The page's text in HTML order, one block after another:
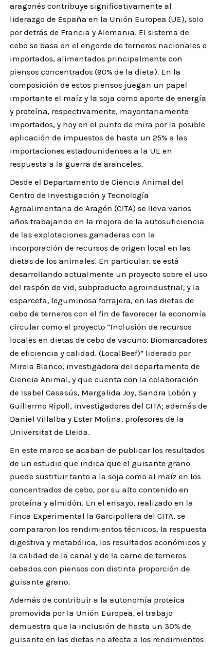
aragonés contribuye significativamente al
liderazgo de España en la Unión Europea (UE), solo
por detrás de Francia y Alemania. El sistema de
cebo se basa en el engorde de terneros nacionales e
importados, alimentados principalmente con
piensos concentrados (90% de la dieta). En la
composición de estos piensos juegan un papel
importante el maíz y la soja como aporte de energía
y proteína, respectivamente, mayoritariamente
importados, y hoy en el punto de mira por la posible
aplicación de impuestos de hasta un 25% a las
importaciones estadounidenses a la UE en
respuesta a la guerra de aranceles.
Desde el Departamento de Ciencia Animal del
Centro de Investigación y Tecnología
Agroalimentaria de Aragón (CITA) se lleva varios
años trabajando en la mejora de la autosuficiencia
de las explotaciones ganaderas con la
incorporación de recursos de origen local en las
dietas de los animales. En particular, se está
desarrollando actualmente un proyecto sobre el uso
del raspón de vid, subproducto agroindustrial, y la
esparceta, leguminosa forrajera, en las dietas de
cebo de terneros con el fin de favorecer la economía
circular como el proyecto “Inclusión de recursos
locales en dietas de cebo de vacuno: Biomarcadores
de eficiencia y calidad. (LocalBeef)” liderado por
Mireia Blanco, investigadora del departamento de
Ciencia Animal, y que cuenta con la colaboración
de Isabel Casasús, Margalida Joy, Sandra Lobón y
Guillermo Ripoll, investigadores del CITA; además de
Daniel Villalba y Ester Molina, profesores de la
Universitat de Lleida.
En este marco se acaban de publicar los resultados
de un estudio que indica que el guisante grano
puede sustituir tanto a la soja como al maíz en los
concentrados de cebo, por su alto contenido en
proteína y almidón. En el ensayo, realizado en la
Finca Experimental la Garcipollera del CITA, se
compararon los rendimientos técnicos, la respuesta
digestiva y metabólica, los resultados económicos y
la calidad de la canal y de la carne de terneros
cebados con piensos con distinta proporción de
guisante grano.
Además de contribuir a la autonomía proteica
promovida por la Unión Europea, el trabajo
demuestra que la inclusión de hasta un 30% de
guisante en las dietas no afecta a los rendimientos